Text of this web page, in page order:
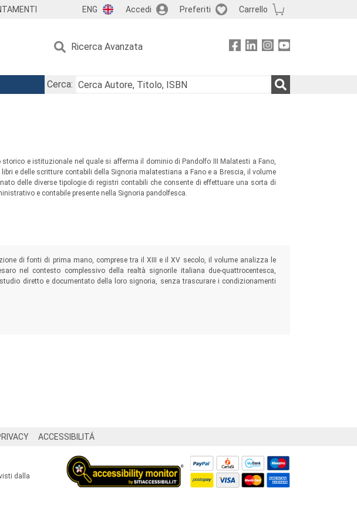
ENG Accedi Preferiti Carrello
Ricerca Avanzata
Cerca:
storico e istituzionale nel quale si afferma il dominio di Pandolfo III Malatesti a Fano,
libri e delle scritture contabili della Signoria malatestiana a Fano e a Brescia, il volume
delle diverse tipologie di registri contabili che consente di effettuare una sorta di
e contabile presente nella Signoria pandolfesca.
di fonti di prima mano, comprese tra il XIII e il XV secolo, il volume analizza le
nel contesto complessivo della realtà signorile italiana due-quattrocentesca,
diretto e documentato della loro signoria, senza trascurare i condizionamenti
ACCESSIBILITÁ
dalla